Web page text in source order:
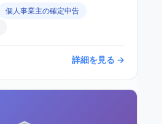
個人事業主の確定申告
詳細を見る →